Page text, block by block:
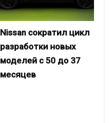
Nissan сократил цикл
разработки новых
моделей с 50 до 37
месяцев